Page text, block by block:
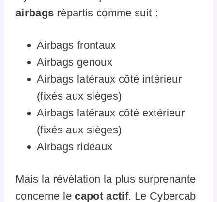
airbags répartis comme suit :
Airbags frontaux
Airbags genoux
Airbags latéraux côté intérieur
(fixés aux sièges)
Airbags latéraux côté extérieur
(fixés aux sièges)
Airbags rideaux
Mais la révélation la plus surprenante
concerne le capot actif. Le Cybercab